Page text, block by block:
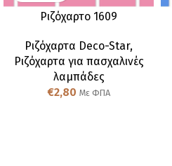
Ριζόχαρτο 1609
Ριζόχαρτα Deco-Star,
Ριζόχαρτα για πασχαλινές
λαμπάδες
€2,80 Με ΦΠΑ